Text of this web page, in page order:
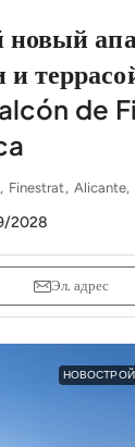
de
Finestrat, Alicante,
2028
Эл. адрес